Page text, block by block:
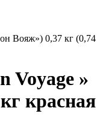
Вояж») 0,37 кг (0,74
Voyage »
красная